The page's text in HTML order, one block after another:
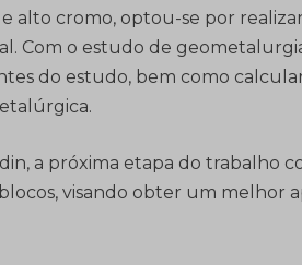
alto cromo, optou-se por
Com o estudo de
do estudo, bem como
a próxima etapa do trabalho
visando obter um melhor